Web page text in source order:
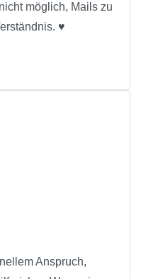
möglich, Mails zu
♥
Anspruch,